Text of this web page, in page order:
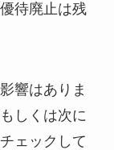
待廃止は残
響はありま
しくは次に
ェックして